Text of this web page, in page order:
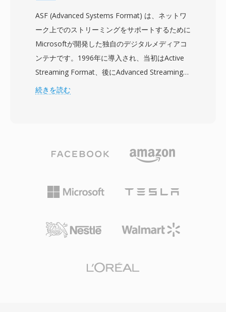
H.264圧縮の使用により、DVやMPEG-2などの従
来の録画規格と比較して低ビットレートでも優れ
た画質を実現し、同じストレージ容量でより長時
間の録画が可能です。AVCHDはプログレッシブ
およびインターレーススキャンモードをサポート
し、シネマティックとブロードキャストスタイル
ディスクメディアに録画した場合はBlu-rayプレ
ーヤーとの互換性があります。拡張版のAVCHD
テレオスコピック映像のサポートが追加されまし
使用され続けており、主要な動画編集アプリケー
ションからのサポートも継続しています。
ASF (Advanced Systems Format) は、ネットワ
ーク上でのストリーミングをサポートするために
Microsoftが開発した独自のデジタルメディアコ
ンテナです。1996年に導入され、当初はActive
Streaming Format、後にAdvanced Streaming
Formatと呼ばれた後、現在の名称になりまし
ネットワーク配信を念頭に設計されており、前方
ト、ファイル全体をダウンロードせずにストリー
ム内でシークする機能などを組み込んでいます。
ブジェクト、実際のメディアコンテンツを保持す
ェクトが含まれます。重要な利点の一つはデジタ
続きを読む